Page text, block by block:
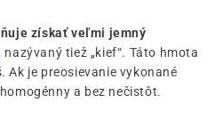
získať veľmi jemný
nazývaný tiež „kief“. Táto hmota
Ak je preosievanie vykonané
a bez nečistôt.